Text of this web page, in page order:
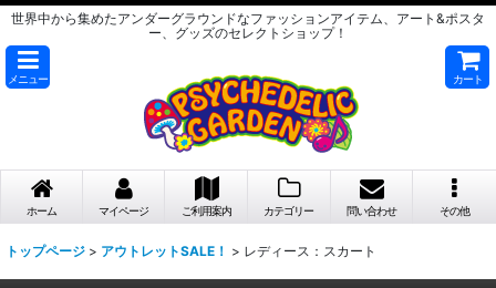
世界中から集めたアンダーグラウンドなファッションアイテム、アート&ポスタ
ー、グッズのセレクトショップ！
メニュー カート
ホーム マイページ ご利用案内 カテゴリー 問い合わせ その他
トップページ > アウトレットSALE！ > レディース：スカート